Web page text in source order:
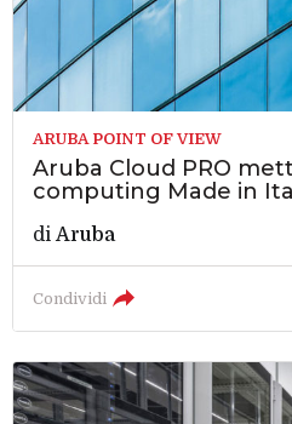
ARUBA POINT OF VIEW
Aruba Cloud PRO
computing Made in
di Aruba
Condividi